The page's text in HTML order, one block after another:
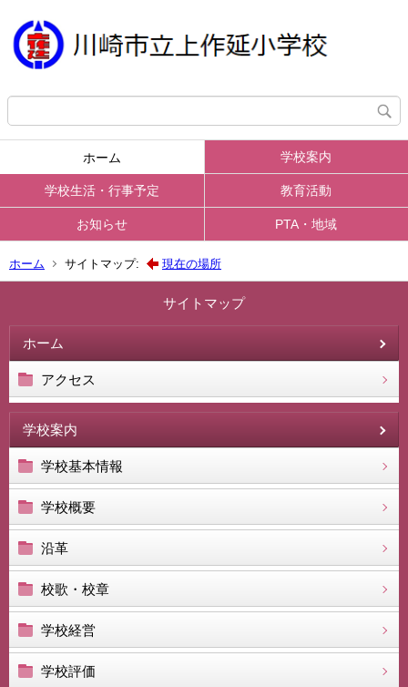
ホーム 学校案内
学校生活・行事予定 教育活動
お知らせ PTA・地域
ホーム サイトマップ: 現在の場所
サイトマップ
ホーム
アクセス
学校案内
学校基本情報
学校概要
沿革
校歌・校章
学校経営
学校評価